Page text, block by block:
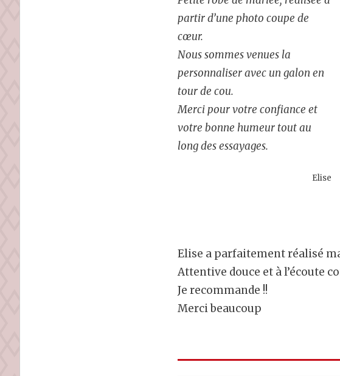
partir d’une photo coupe de
cœur.
Nous sommes venues la
personnaliser avec un galon en
tour de cou.
Merci pour votre confiance et
votre bonne humeur tout au
long des essayages.
Elise
Elise a parfaitement réalisé
Attentive douce et à l’écoute
Je recommande !!
Merci beaucoup